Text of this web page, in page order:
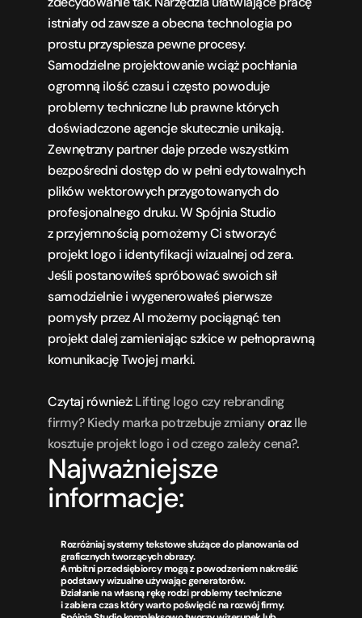
istniały od zawsze a obecna technologia po
prostu przyspiesza pewne procesy.
Samodzielne projektowanie wciąż pochłania
ogromną ilość czasu i często powoduje
problemy techniczne lub prawne których
doświadczone agencje skutecznie unikają.
Zewnętrzny partner daje przede wszystkim
bezpośredni dostęp do w pełni edytowalnych
plików wektorowych przygotowanych do
profesjonalnego druku. W Spójnia Studio
z przyjemnością pomożemy Ci stworzyć
projekt logo i identyfikacji wizualnej od zera.
Jeśli postanowiłeś spróbować swoich sił
samodzielnie i wygenerowałeś pierwsze
pomysły przez AI możemy pociągnąć ten
projekt dalej zamieniając szkice w pełnoprawną
komunikację Twojej marki.
Czytaj również: Lifting logo czy rebranding
firmy? Kiedy marka potrzebuje zmiany oraz Ile
kosztuje projekt logo i od czego zależy cena?.
Najważniejsze
informacje:
Rozróżniaj systemy tekstowe służące do planowania od
graficznych tworzących obrazy.
Ambitni przedsiębiorcy mogą z powodzeniem nakreślić
podstawy wizualne używając generatorów.
Działanie na własną rękę rodzi problemy techniczne
i zabiera czas który warto poświęcić na rozwój firmy.